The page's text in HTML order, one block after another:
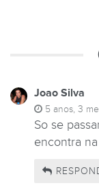
Joao Silva
5 anos, 3
So se
encontra